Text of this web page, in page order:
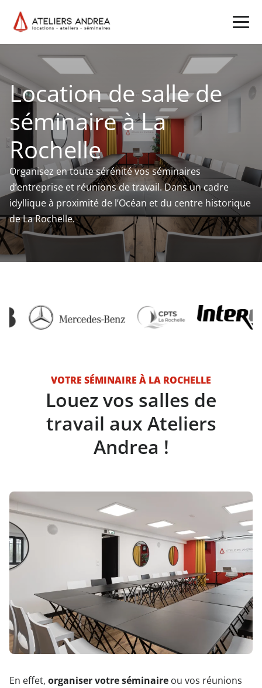
Location de salle de
séminaire à La
Rochelle
Organisez en toute sérénité vos séminaires
d’entreprise et réunions de travail. Dans un cadre
idyllique à proximité de l’Océan et du centre historique
de La Rochelle.
VOTRE SÉMINAIRE À LA ROCHELLE
Louez vos salles de
travail aux Ateliers
Andrea !
En effet, organiser votre séminaire ou vos réunions